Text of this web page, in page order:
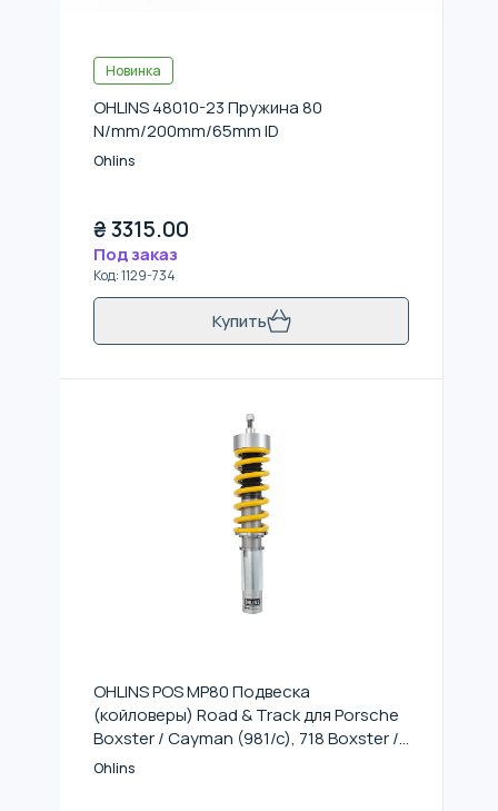
Новинка
OHLINS 48010-23 Пружина 80
N/mm/200mm/65mm ID
Ohlins
₴3315.00
Под заказ
Код:1129-734
Купить
OHLINS POS MP80 Подвеска
(койловеры) Road & Track для Porsche
Boxster / Cayman (981/c), 718 Boxster /
Cayman (982)
Ohlins